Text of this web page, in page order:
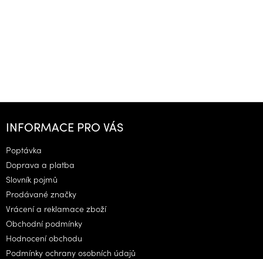
Z
INFORMACE PRO VÁS
Poptávka
Doprava a platba
Slovník pojmů
Prodávané značky
Vrácení a reklamace zboží
Obchodní podmínky
Hodnocení obchodu
Podmínky ochrany osobních údajů